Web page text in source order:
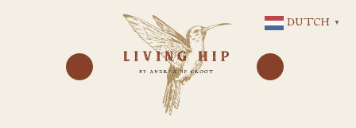
NAAR
DE
INHOUD
DUTCH ▼